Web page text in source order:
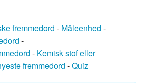
fremmedord - Måleenhed -
-
- Kemisk stof eller
fremmedord -Quiz